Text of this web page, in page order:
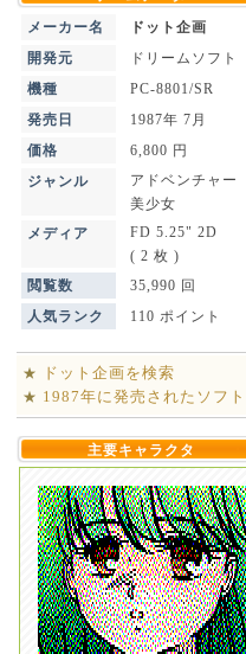
メーカー名
ドット企画
開発元
ドリームソフト
機種
PC-8801/SR
発売日
1987年 7月
価格
6,800 円
ジャンル
アドベンチャー
美少女
メディア
FD 5.25" 2D
( 2 枚 )
閲覧数
35,990 回
人気ランク
110 ポイント
★ ドット企画を検索
★ 1987年に発売されたソフト
主要キャラクタ